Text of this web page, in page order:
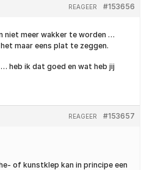
#153656
REAGEER
niet meer wakker te worden …
maar eens plat te zeggen.
heb ik dat goed en wat heb jij
#153657
REAGEER
of kunstklep kan in principe een